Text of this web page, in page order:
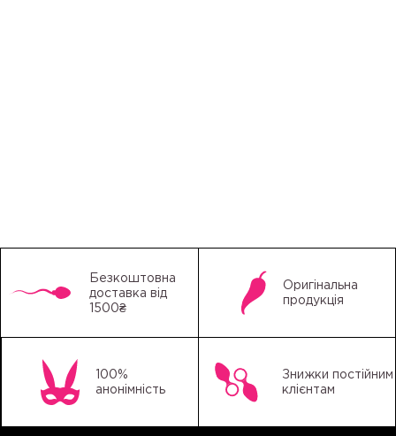
Безкоштовна
доставка від
1500₴
Оригінальна
продукція
100%
анонімність
Знижки постійним
клієнтам